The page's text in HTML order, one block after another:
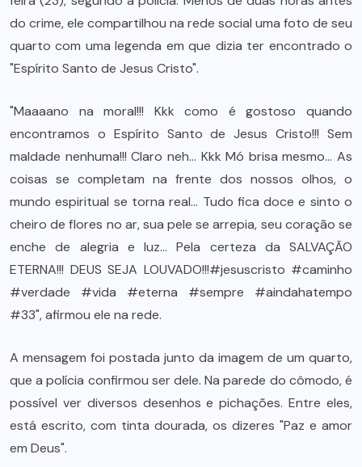
do crime, ele compartilhou na rede social uma foto de seu
quarto com uma legenda em que dizia ter encontrado o
"Espírito Santo de Jesus Cristo".
"Maaaano na moral!!! Kkk como é gostoso quando
encontramos o Espírito Santo de Jesus Cristo!!! Sem
maldade nenhuma!!! Claro neh… Kkk Mó brisa mesmo… As
coisas se completam na frente dos nossos olhos, o
mundo espiritual se torna real… Tudo fica doce e sinto o
cheiro de flores no ar, sua pele se arrepia, seu coração se
enche de alegria e luz… Pela certeza da SALVAÇÃO
ETERNA!!! DEUS SEJA LOUVADO!!!#jesuscristo #caminho
#verdade #vida #eterna #sempre #aindahatempo
#33", afirmou ele na rede.
A mensagem foi postada junto da imagem de um quarto,
que a polícia confirmou ser dele. Na parede do cômodo, é
possível ver diversos desenhos e pichações. Entre eles,
está escrito, com tinta dourada, os dizeres "Paz e amor
em Deus".